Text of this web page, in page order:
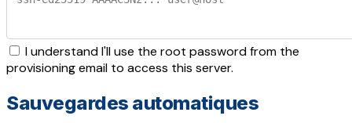
I understand I'll use the root password from the
provisioning email to access this server.
Sauvegardes automatiques